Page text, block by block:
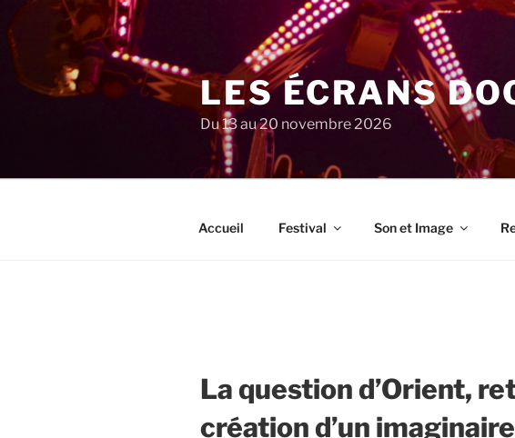
au
contenu
principal
LES ÉCRANS
Du 13 au 20 novembre 2026
Accueil Festival Son et Image
La question d’Orient,
création d’un imaginaire